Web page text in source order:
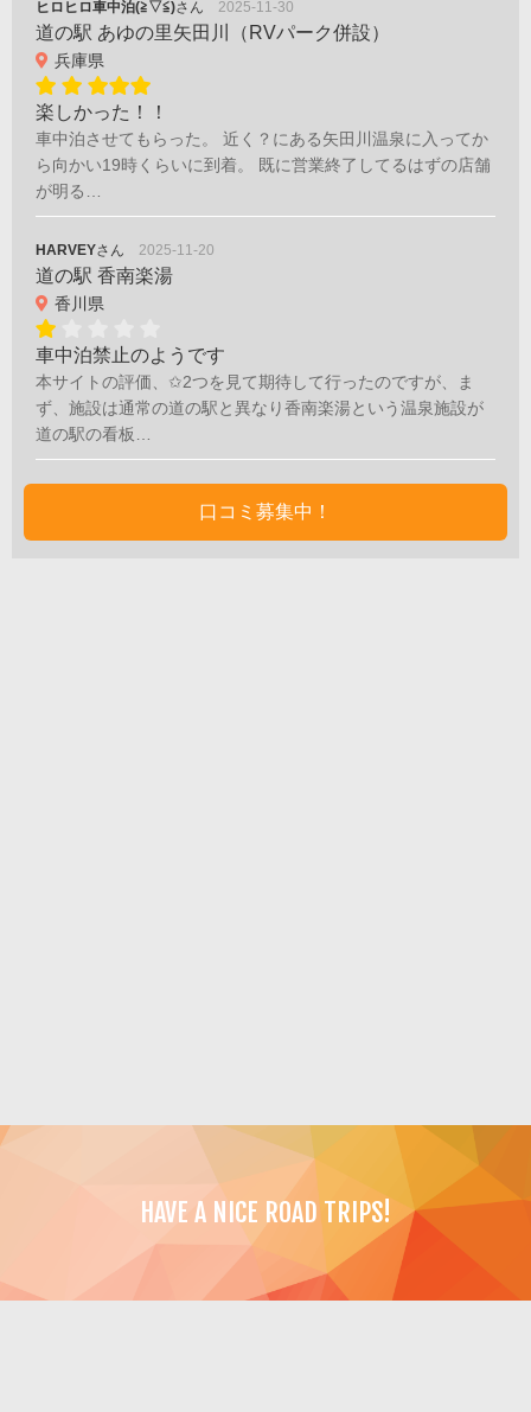
ヒロヒロ車中泊(≧▽≦)さん 2025-11-30
道の駅 あゆの里矢田川（RVパーク併設）
兵庫県
楽しかった！！
車中泊させてもらった。 近く？にある矢田川温泉に入ってか
ら向かい19時くらいに到着。 既に営業終了してるはずの店舗
が明る…
HARVEYさん 2025-11-20
道の駅 香南楽湯
香川県
車中泊禁止のようです
本サイトの評価、✩2つを見て期待して行ったのですが、ま
ず、施設は通常の道の駅と異なり香南楽湯という温泉施設が
道の駅の看板…
口コミ募集中！
HAVE A NICE ROAD TRIPS!